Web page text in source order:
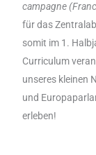
campagne
für das
somit im 1.
Curriculum
unseres kleinen
und
erleben!